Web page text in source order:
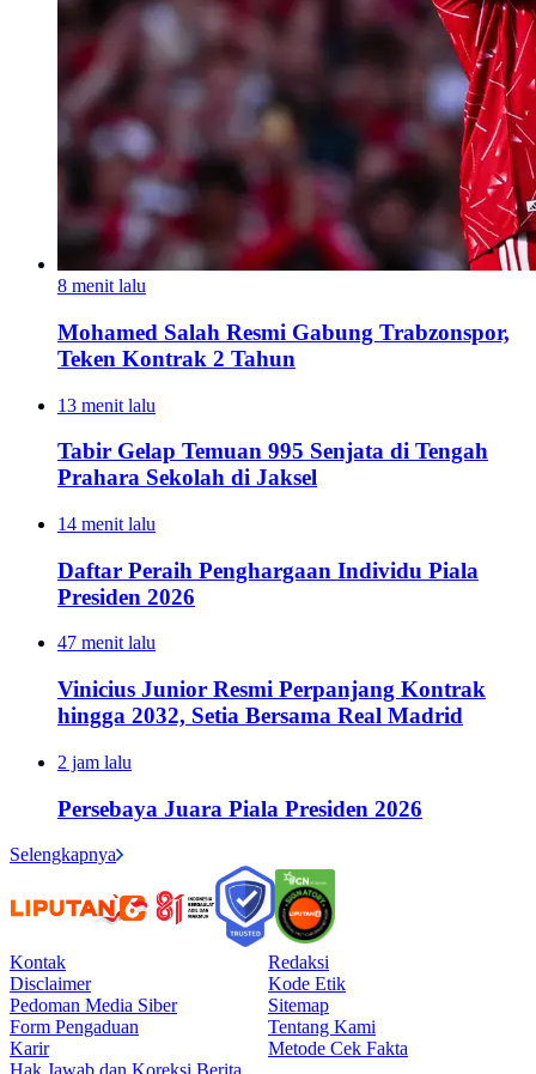
8 menit lalu
Mohamed Salah Resmi Gabung Trabzonspor,
Teken Kontrak 2 Tahun
13 menit lalu
Tabir Gelap Temuan 995 Senjata di Tengah
Prahara Sekolah di Jaksel
14 menit lalu
Daftar Peraih Penghargaan Individu Piala
Presiden 2026
47 menit lalu
Vinicius Junior Resmi Perpanjang Kontrak
hingga 2032, Setia Bersama Real Madrid
2 jam lalu
Persebaya Juara Piala Presiden 2026
Selengkapnya
Kontak
Redaksi
Disclaimer
Kode Etik
Pedoman Media Siber
Sitemap
Form Pengaduan
Tentang Kami
Karir
Metode Cek Fakta